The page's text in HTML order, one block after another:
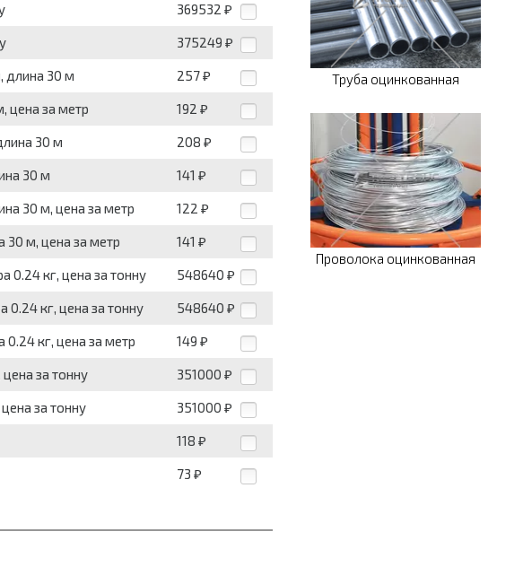
369532 ₽
375249 ₽
длина 30 м 257 ₽
цена за метр 192 ₽
30 м 208 ₽
30 м 141 ₽
30 м, цена за метр 122 ₽
м, цена за метр 141 ₽
0.24 кг, цена за тонну 548640 ₽
0.24 кг, цена за тонну 548640 ₽
кг, цена за метр 149 ₽
за тонну 351000 ₽
за тонну 351000 ₽
118 ₽
73 ₽
Труба оцинкованная
Проволока оцинкованная